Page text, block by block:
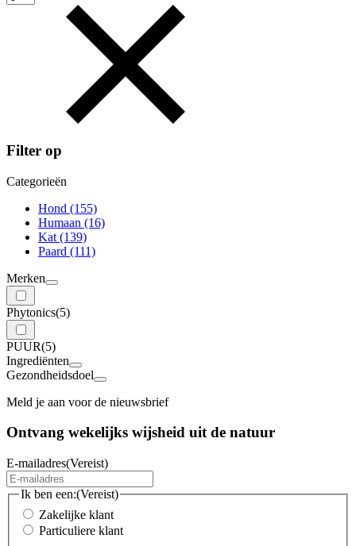
Filter op
Categorieën
Hond (155)
Humaan (16)
Kat (139)
Paard (111)
Merken
Phytonics(5)
PUUR(5)
Ingrediënten
Gezondheidsdoel
Meld je aan voor de nieuwsbrief
Ontvang wekelijks wijsheid uit de natuur
E-mailadres(Vereist)
Ik ben een:(Vereist)
Zakelijke klant
Particuliere klant